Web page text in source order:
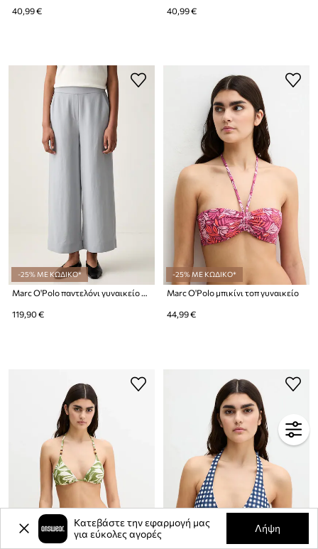
40,99 € 40,99 €
-25% ΜΕ ΚΩΔΙΚΟ*
Marc O'Polo παντελόνι γυναικείο με lyocell
119,90 €
-25% ΜΕ ΚΩΔΙΚΟ*
Marc O'Polo μπικίνι τοπ γυναικείο
44,99 €
Κατεβάστε την εφαρμογή μας
για εύκολες αγορές
Λήψη